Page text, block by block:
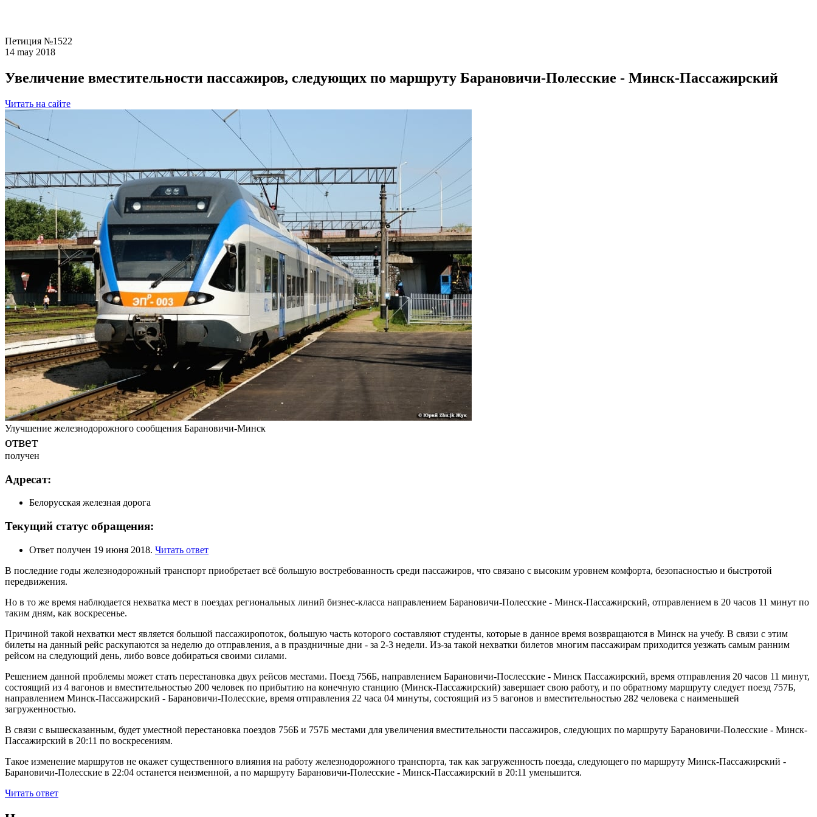
Петиция №1522
14 may 2018
Увеличение вместительности пассажиров, следующих по маршруту Барановичи-Полесские - Минск-Пассажирский
Читать на сайте
Улучшение железнодорожного сообщения Барановичи-Минск
ответ
получен
Адресат:
Белорусская железная дорога
Текущий статус обращения:
Ответ получен 19 июня 2018. Читать ответ
В последние годы железнодорожный транспорт приобретает всё большую востребованность среди пассажиров, что связано с высоким уровнем комфорта, безопасностью и быстротой
передвижения.
Но в то же время наблюдается нехватка мест в поездах региональных линий бизнес-класса направлением Барановичи-Полесские - Минск-Пассажирский, отправлением в 20 часов 11 минут по
таким дням, как воскресенье.
Причиной такой нехватки мест является большой пассажиропоток, большую часть которого составляют студенты, которые в данное время возвращаются в Минск на учебу. В связи с этим
билеты на данный рейс раскупаются за неделю до отправления, а в праздничные дни - за 2-3 недели. Из-за такой нехватки билетов многим пассажирам приходится уезжать самым ранним
рейсом на следующий день, либо вовсе добираться своими силами.
Решением данной проблемы может стать перестановка двух рейсов местами. Поезд 756Б, направлением Барановичи-Послесские - Минск Пассажирский, время отправления 20 часов 11 минут,
состоящий из 4 вагонов и вместительностью 200 человек по прибытию на конечную станцию (Минск-Пассажирский) завершает свою работу, и по обратному маршруту следует поезд 757Б,
направлением Минск-Пассажирский - Барановичи-Полесские, время отправления 22 часа 04 минуты, состоящий из 5 вагонов и вместительностью 282 человека с наименьшей
загруженностью.
В связи с вышесказанным, будет уместной перестановка поездов 756Б и 757Б местами для увеличения вместительности пассажиров, следующих по маршруту Барановичи-Полесские - Минск-
Пассажирский в 20:11 по воскресениям.
Такое изменение маршрутов не окажет существенного влияния на работу железнодорожного транспорта, так как загруженность поезда, следующего по маршруту Минск-Пассажирский -
Барановичи-Полесские в 22:04 останется неизменной, а по маршруту Барановичи-Полесские - Минск-Пассажирский в 20:11 уменьшится.
Читать ответ